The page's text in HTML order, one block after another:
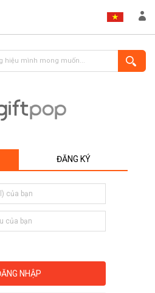
ĐĂNG KÝ